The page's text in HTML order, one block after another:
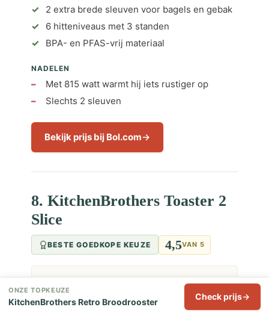
2 extra brede sleuven voor bagels en gebak
6 hitteniveaus met 3 standen
BPA- en PFAS-vrij materiaal
NADELEN
Met 815 watt warmt hij iets rustiger op
Slechts 2 sleuven
Bekijk prijs bij Bol.com
8. KitchenBrothers Toaster 2
Slice
BESTE GOEDKOPE KEUZE 4,5VAN 5
ONZE TOPKEUZE
KitchenBrothers Retro Broodrooster Check prijs